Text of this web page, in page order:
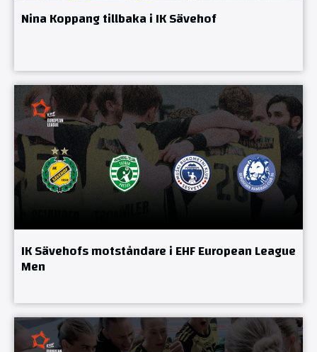
Nina Koppang tillbaka i IK Sävehof
IK Sävehofs motståndare i EHF European League
Men